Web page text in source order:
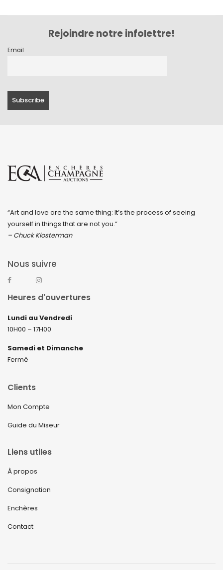
Rejoindre notre infolettre!
Email
“Art and love are the same thing: It’s the process of seeing
yourself in things that are not you.”
– Chuck Klosterman
Nous suivre
Heures d'ouvertures
Lundi au Vendredi
10H00 – 17H00
Samedi et Dimanche
Fermé
Clients
Mon Compte
Guide du Miseur
Liens utiles
À propos
Consignation
Enchères
Contact